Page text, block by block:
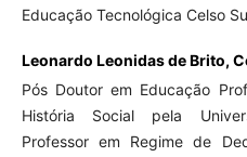
Educação Tecnológica Celso
Leonardo Leonidas de Brito,
Pós Doutor em Educação
História Social pela
Professor em Regime de